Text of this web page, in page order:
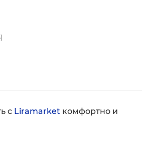
с Liramarket комфортно и